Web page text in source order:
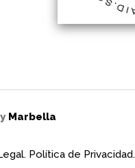
y Marbella
Política de Privacidad.